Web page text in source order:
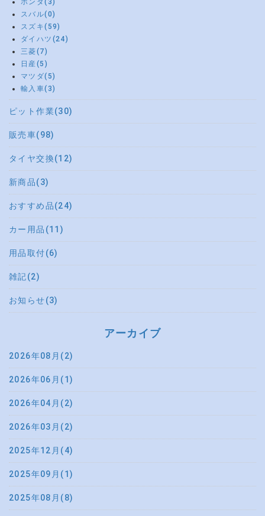
スバル(0)
スズキ(59)
ダイハツ(24)
三菱(7)
日産(5)
マツダ(5)
輸入車(3)
ピット作業(30)
販売車(98)
タイヤ交換(12)
新商品(3)
おすすめ品(24)
カー用品(11)
用品取付(6)
雑記(2)
お知らせ(3)
アーカイブ
2026年08月(2)
2026年06月(1)
2026年04月(2)
2026年03月(2)
2025年12月(4)
2025年09月(1)
2025年08月(8)